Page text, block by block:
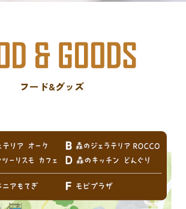
アクセス
フード&グッズ